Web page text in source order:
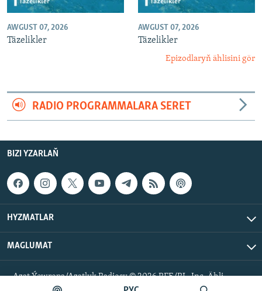
AWGUST 07, 2026
Täzelikler
AWGUST 07, 2026
Täzelikler
Epizodlaryň ählisini gör
RADIO PROGRAMMALARA SERET
BIZI YZARLAŇ
HYZMATLAR
MAGLUMAT
Azat Ýewropa/Azatlyk Radiosy © 2026 RFE/RL, Inc. Ähli
hukuklar goralan.